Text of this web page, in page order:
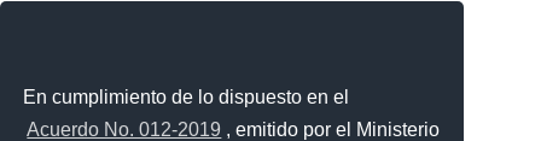
En cumplimiento de lo dispuesto en el
Acuerdo No. 012-2019 , emitido por el Ministerio